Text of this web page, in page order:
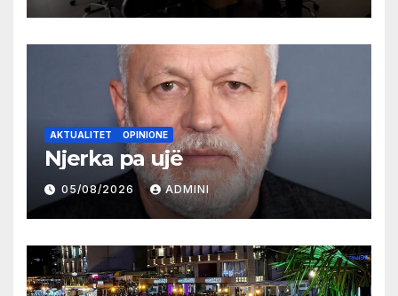
AKTUALITET OPINIONE
Njerka pa ujë
05/08/2026 ADMINI